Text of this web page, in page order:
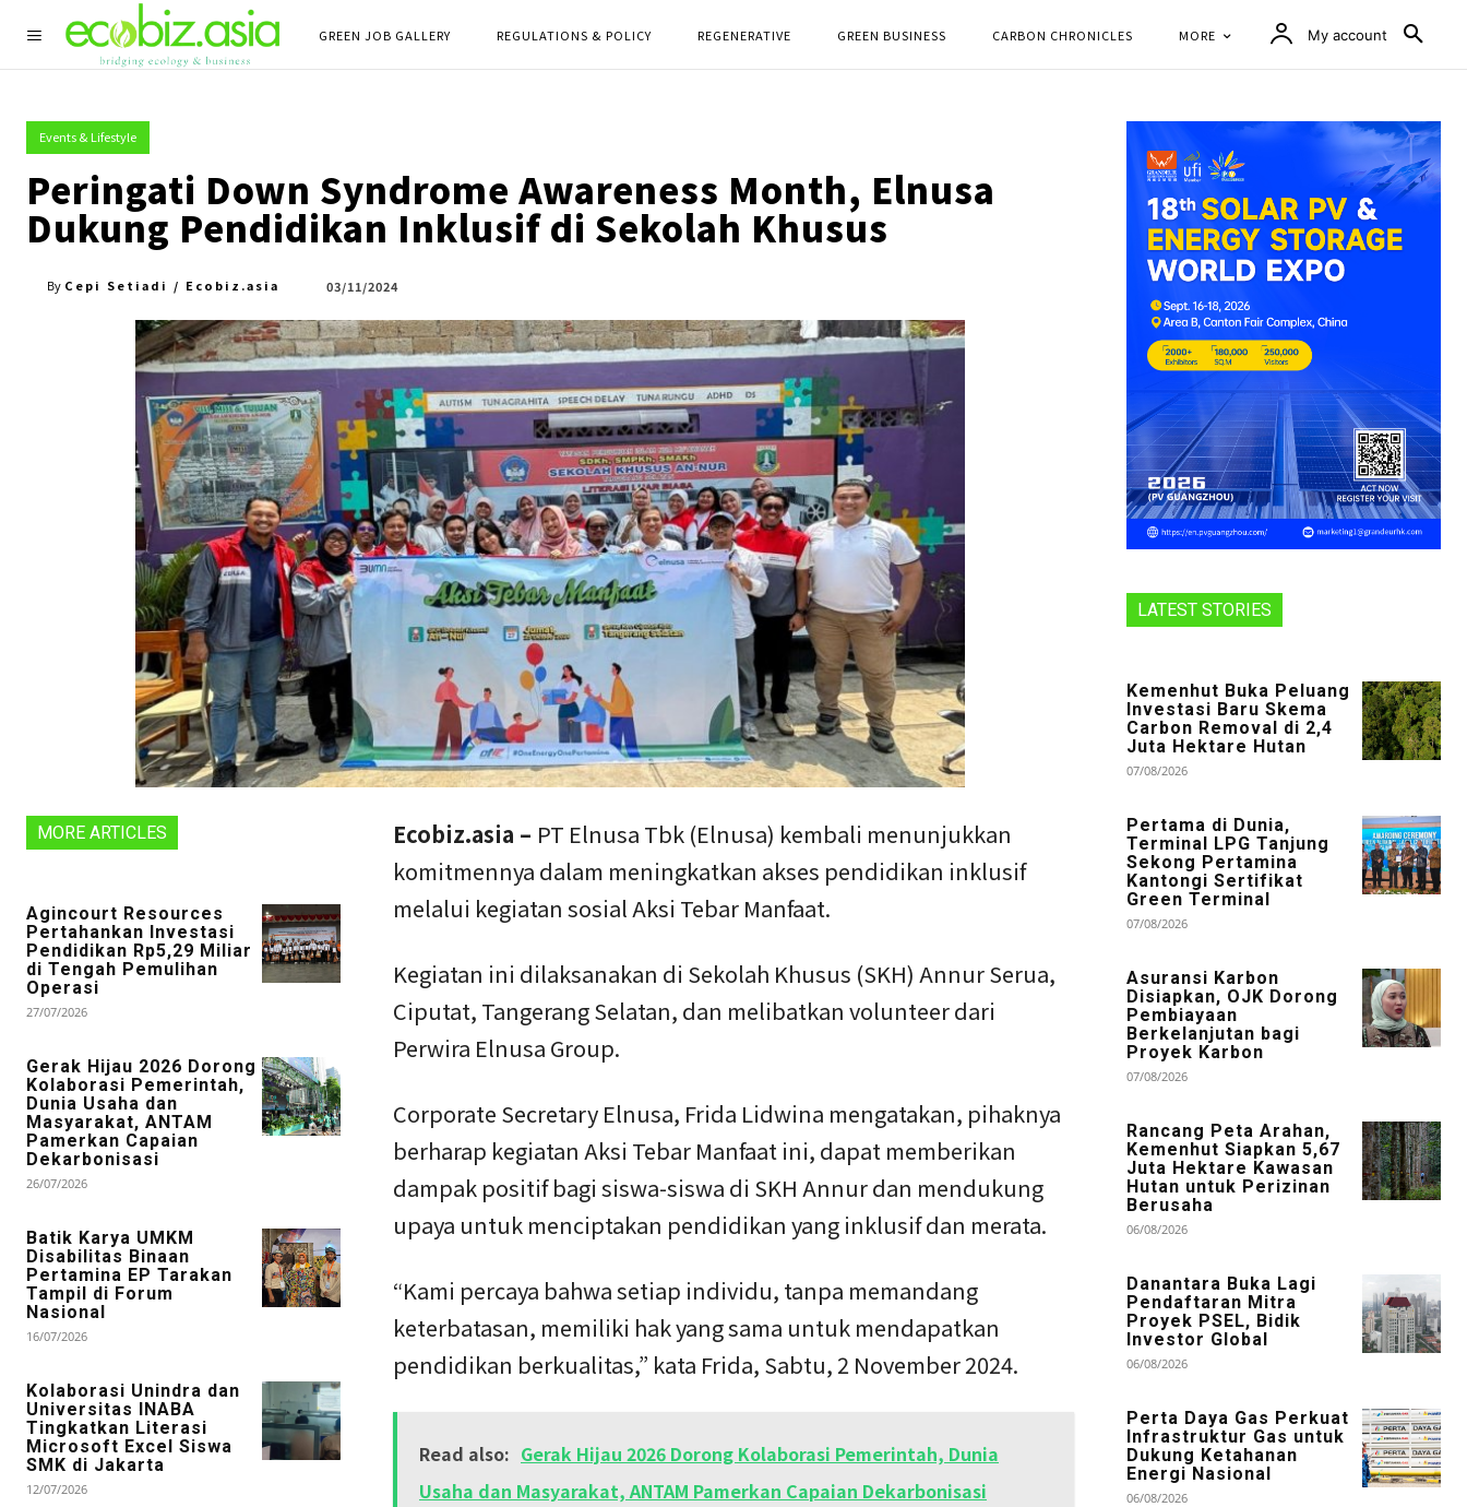
GREEN JOB GALLERY REGULATIONS & POLICY REGENERATIVE GREEN BUSINESS CARBON CHRONICLES MORE My account
Events & Lifestyle
Peringati Down Syndrome Awareness Month, Elnusa
Dukung Pendidikan Inklusif di Sekolah Khusus
By Cepi Setiadi / Ecobiz.asia 03/11/2024
MORE ARTICLES
Agincourt Resources
Pertahankan Investasi
Pendidikan Rp5,29 Miliar
di Tengah Pemulihan
Operasi
27/07/2026
Gerak Hijau 2026 Dorong
Kolaborasi Pemerintah,
Dunia Usaha dan
Masyarakat, ANTAM
Pamerkan Capaian
Dekarbonisasi
26/07/2026
Batik Karya UMKM
Disabilitas Binaan
Pertamina EP Tarakan
Tampil di Forum
Nasional
16/07/2026
Kolaborasi Unindra dan
Universitas INABA
Tingkatkan Literasi
Microsoft Excel Siswa
SMK di Jakarta
12/07/2026
Ecobiz.asia – PT Elnusa Tbk (Elnusa) kembali menunjukkan
komitmennya dalam meningkatkan akses pendidikan inklusif
melalui kegiatan sosial Aksi Tebar Manfaat.
Kegiatan ini dilaksanakan di Sekolah Khusus (SKH) Annur Serua,
Ciputat, Tangerang Selatan, dan melibatkan volunteer dari
Perwira Elnusa Group.
Corporate Secretary Elnusa, Frida Lidwina mengatakan, pihaknya
berharap kegiatan Aksi Tebar Manfaat ini, dapat memberikan
dampak positif bagi siswa-siswa di SKH Annur dan mendukung
upaya untuk menciptakan pendidikan yang inklusif dan merata.
“Kami percaya bahwa setiap individu, tanpa memandang
keterbatasan, memiliki hak yang sama untuk mendapatkan
pendidikan berkualitas,” kata Frida, Sabtu, 2 November 2024.
Read also: Gerak Hijau 2026 Dorong Kolaborasi Pemerintah, Dunia
Usaha dan Masyarakat, ANTAM Pamerkan Capaian Dekarbonisasi
LATEST STORIES
Kemenhut Buka Peluang
Investasi Baru Skema
Carbon Removal di 2,4
Juta Hektare Hutan
07/08/2026
Pertama di Dunia,
Terminal LPG Tanjung
Sekong Pertamina
Kantongi Sertifikat
Green Terminal
07/08/2026
Asuransi Karbon
Disiapkan, OJK Dorong
Pembiayaan
Berkelanjutan bagi
Proyek Karbon
07/08/2026
Rancang Peta Arahan,
Kemenhut Siapkan 5,67
Juta Hektare Kawasan
Hutan untuk Perizinan
Berusaha
06/08/2026
Danantara Buka Lagi
Pendaftaran Mitra
Proyek PSEL, Bidik
Investor Global
06/08/2026
Perta Daya Gas Perkuat
Infrastruktur Gas untuk
Dukung Ketahanan
Energi Nasional
06/08/2026